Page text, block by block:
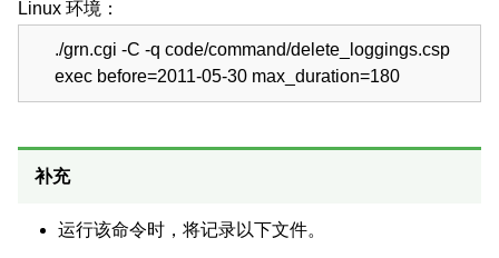
Linux 环境：
./grn.cgi -C -q code/command/delete_loggings.csp
exec before=2011-05-30 max_duration=180
补充
运行该命令时，将记录以下文件。